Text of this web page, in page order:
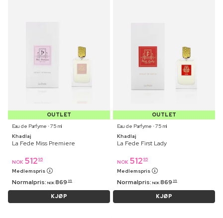
OUTLET
Eau de Parfyme ⋅ 75 ml
Khadlaj
La Fede Miss Premiere
NOK 512 95
Medlemspris
Normalpris: NOK 869 95
KJØP
OUTLET
Eau de Parfyme ⋅ 75 ml
Khadlaj
La Fede First Lady
NOK 512 95
Medlemspris
Normalpris: NOK 869 95
KJØP